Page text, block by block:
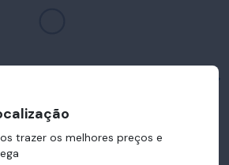
trazer os melhores preços e